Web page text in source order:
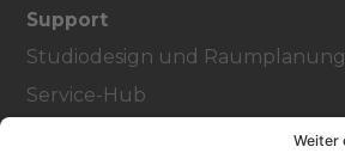
Support
Studiodesign und Raumplanung
Service-Hub